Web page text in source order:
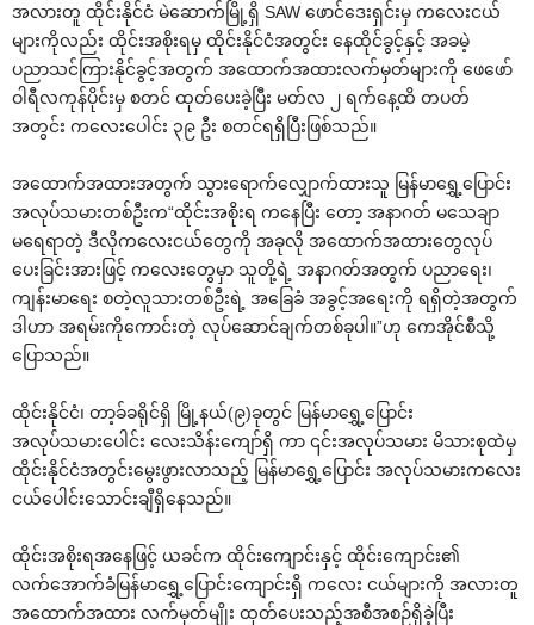
အလားတူ ထိုင်းနိုင်ငံ မဲ‌ဆောက်မြို့ရှိ SAW ‌ဖောင်‌ဒေးရှင်းမှ က‌လေးငယ်
များကိုလည်း ထိုင်းအစိုးရမှ ထိုင်းနိုင်ငံအတွင်း ‌နေထိုင်ခွင့်နှင့် အခမဲ့
ပညာသင်ကြားနိုင်ခွင့်အတွက် အ‌ထောက်အထားလက်မှတ်များကို ‌ဖေ‌ဖော်
ဝါရီလကုန်ပိုင်းမှ စတင် ထုတ်‌ပေးခဲ့ပြီး မတ်လ ၂ ရက်‌နေ့ထိ တပတ်
အတွင်း က‌လေး‌ပေါင်း ၃၉ ဦး စတင်ရရှိပြီးဖြစ်သည်။
အ‌ထောက်အထားအတွက် သွား‌ရောက်‌လျှောက်ထားသူ မြန်မာ‌ရွှေ့‌ပြောင်း
အလုပ်သမားတစ်ဦးက“ထိုင်းအစိုးရ က‌နေပြီး ‌တော့ အနာဂတ် မ‌သေချာ
မ‌ရေရာတဲ့ ဒီလိုက‌လေးငယ်‌တွေကို အခုလို အ‌ထောက်အထား‌တွေလုပ်
‌ပေးခြင်းအားဖြင့် က‌လေး‌တွေမှာ သူတို့ရဲ့ အနာဂတ်အတွက် ပညာ‌ရေး၊
ကျန်းမာ‌ရေး စတဲ့လူသားတစ်ဦးရဲ့ အ‌ခြေခံ အခွင့်အ‌ရေးကို ရရှိတဲ့အတွက်
ဒါဟာ အရမ်းကို‌ကောင်းတဲ့ လုပ်‌ဆောင်ချက်တစ်ခုပါ။”ဟု ‌ကေအိုင်စီသို့
‌ပြောသည်။
ထိုင်းနိုင်ငံ၊ တာ့ခ်ခရိုင်ရှိ မြို့နယ်(၉)ခုတွင် မြန်မာ‌ရွှေ့‌ပြောင်း
အလုပ်သမား‌ပေါင်း ‌လေးသိန်း‌ကျော်ရှိ ကာ ၎င်းအလုပ်သမား မိသားစုထဲမှ
ထိုင်းနိုင်ငံအတွင်း‌မွေးဖွားလာသည့် မြန်မာ‌ရွှေ့‌ပြောင်း အလုပ်သမားက‌လေး
ငယ်‌ပေါင်း‌သောင်းချီရှိ‌နေသည်။
ထိုင်းအစိုးရအ‌နေဖြင့် ယခင်က ထိုင်း‌ကျောင်းနှင့် ထိုင်း‌ကျောင်း၏
လက်‌အောက်ခံမြန်မာ‌ရွှေ့‌ပြောင်း‌ကျောင်းရှိ က‌လေး ငယ်များကို အလားတူ
အ‌ထောက်အထား လက်မှတ်မျိုး ထုတ်‌ပေးသည့်အစီအစဉ်ရှိခဲ့ပြီး